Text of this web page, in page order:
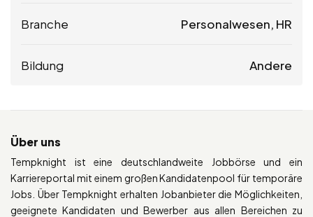
Branche Personalwesen, HR
Bildung Andere
Über uns
Tempknight ist eine deutschlandweite Jobbörse und ein
Karriereportal mit einem großen Kandidatenpool für temporäre
Jobs. Über Tempknight erhalten Jobanbieter die Möglichkeiten,
geeignete Kandidaten und Bewerber aus allen Bereichen zu